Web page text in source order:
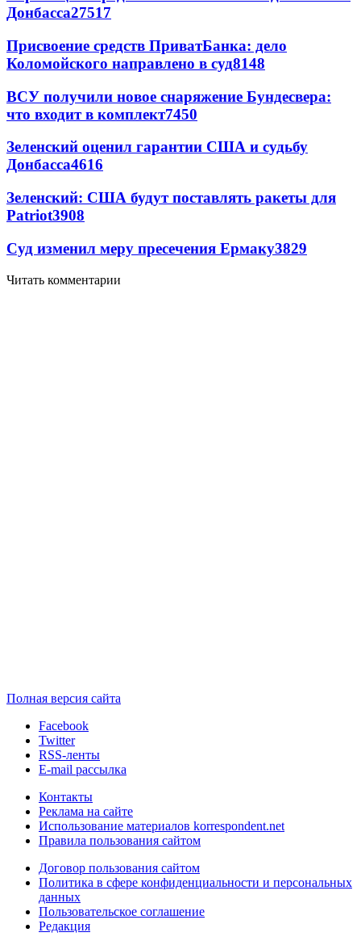
Донбасса27517
Присвоение средств ПриватБанка: дело
Коломойского направлено в суд8148
ВСУ получили новое снаряжение Бундесвера:
что входит в комплект7450
Зеленский оценил гарантии США и судьбу
Донбасса4616
Зеленский: США будут поставлять ракеты для
Patriot3908
Суд изменил меру пресечения Ермаку3829
Читать комментарии
Полная версия сайта
Facebook
Twitter
RSS-ленты
E-mail рассылка
Контакты
Реклама на сайте
Использование материалов korrespondent.net
Правила пользования сайтом
Договор пользования сайтом
Политика в сфере конфиденциальности и персональных
данных
Пользовательское соглашение
Редакция